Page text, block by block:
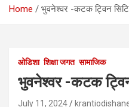
Home भुवनेश्वर -कटक ट्विन
ओडिशा शिक्षा जगत सामाजिक
भुवनेश्वर -कटक
July 11, 2024